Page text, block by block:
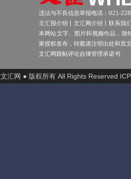
违法与不良信息举报电话：021-
文汇报介绍
文汇网介绍
联系我
本网站文字、图片和视频作品，除
家授权发布，转载请注明出处和原
文汇网跟帖评论自律管理承诺书
文汇网 ● 版权所有 All Rights Reserved